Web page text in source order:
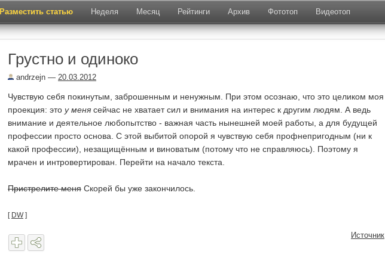
Разместить статью Неделя Месяц Рейтинги Архив Фототоп Видеотоп
Грустно и одиноко
andrzejn — 20.03.2012
Чувствую себя покинутым, заброшенным и ненужным. При этом осознаю, что это целиком моя
проекция: это у меня сейчас не хватает сил и внимания на интерес к другим людям. А ведь
внимание и деятельное любопытство - важная часть нынешней моей работы, а для будущей
профессии просто основа. С этой выбитой опорой я чувствую себя профнепригодным (ни к
какой профессии), незащищённым и виноватым (потому что не справляюсь). Поэтому я
мрачен и интровертирован. Перейти на начало текста.
Пристрелите меня Скорей бы уже закончилось.
[ DW]
Источник